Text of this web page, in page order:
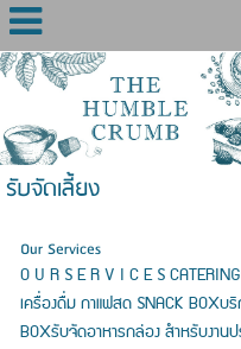
รับจัดเลี้ยง
Our Services
O U R S E R V I C E S
เครื่องดื่ม กาแฟสด SNACK BOXบ
BOXรับจัดอาหารกล่อง สำหรับงาน